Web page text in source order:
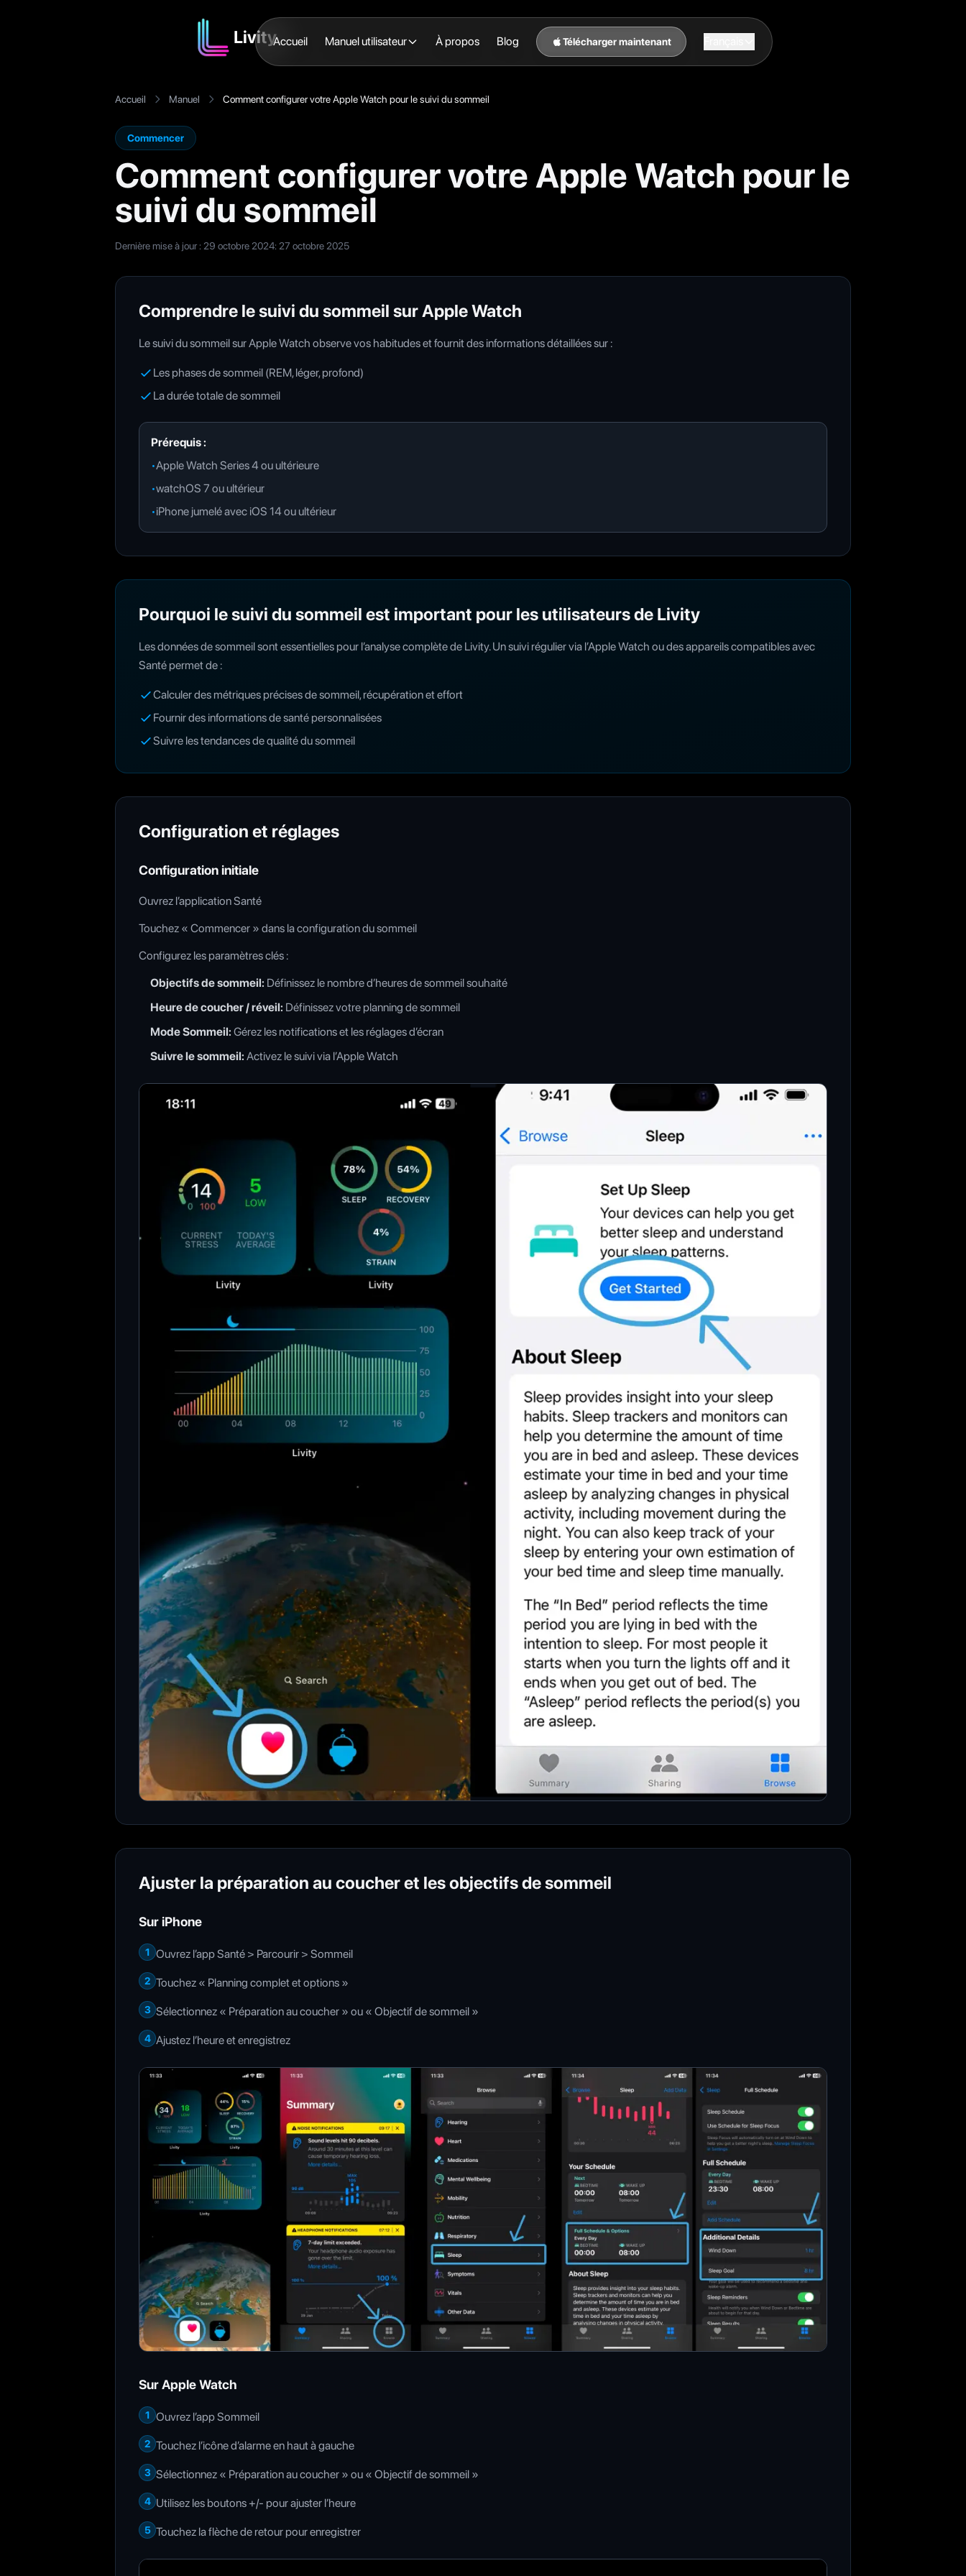
LivityAccueil Manuel utilisateur À propos Blog Télécharger maintenant
Accueil Manuel Comment configurer votre Apple Watch pour le suivi du sommeil
Commencer
Comment configurer votre Apple Watch pour le
suivi du sommeil
Dernière mise à jour : 29 octobre 2024: 27 octobre 2025
Comprendre le suivi du sommeil sur Apple Watch
Le suivi du sommeil sur Apple Watch observe vos habitudes et fournit des informations détaillées sur :
Les phases de sommeil (REM, léger, profond)
La durée totale de sommeil
Prérequis :
•Apple Watch Series 4 ou ultérieure
•watchOS 7 ou ultérieur
•iPhone jumelé avec iOS 14 ou ultérieur
Pourquoi le suivi du sommeil est important pour les utilisateurs de Livity
Les données de sommeil sont essentielles pour l’analyse complète de Livity. Un suivi régulier via l’Apple Watch ou des appareils compatibles avec
Santé permet de :
Calculer des métriques précises de sommeil, récupération et effort
Fournir des informations de santé personnalisées
Suivre les tendances de qualité du sommeil
Configuration et réglages
Configuration initiale
Ouvrez l’application Santé
Touchez « Commencer » dans la configuration du sommeil
Configurez les paramètres clés :
Objectifs de sommeil: Définissez le nombre d’heures de sommeil souhaité
Heure de coucher / réveil: Définissez votre planning de sommeil
Mode Sommeil: Gérez les notifications et les réglages d’écran
Suivre le sommeil: Activez le suivi via l’Apple Watch
Ajuster la préparation au coucher et les objectifs de sommeil
Sur iPhone
1 Ouvrez l’app Santé > Parcourir > Sommeil
2 Touchez « Planning complet et options »
3 Sélectionnez « Préparation au coucher » ou « Objectif de sommeil »
4 Ajustez l’heure et enregistrez
Sur Apple Watch
1 Ouvrez l’app Sommeil
2 Touchez l’icône d’alarme en haut à gauche
3 Sélectionnez « Préparation au coucher » ou « Objectif de sommeil »
4 Utilisez les boutons +/- pour ajuster l’heure
5 Touchez la flèche de retour pour enregistrer